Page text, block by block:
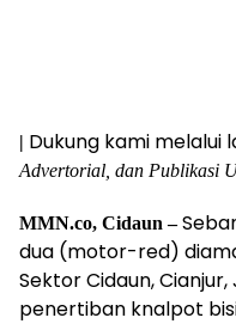
| Dukung kami melalui
Advertorial, dan Publikasi
MMN.co, Cidaun –
dua (motor-red)
Sektor Cidaun,
penertiban knalpot